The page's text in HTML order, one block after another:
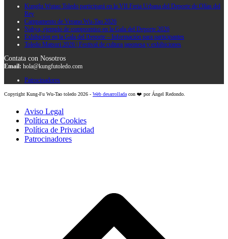
Kungfu Wutao Toledo participará en la VII Feria Urbana del Deporte de Olías del
Rey
Campamento de Verano Wu-Tao 2026
Nahya, ejemplo de compromiso en la Gala del Deporte 2026
Exhibición en la Gala del Deporte – Información para participantes
Toledo Matsuri 2026 | Festival de cultura japonesa y exhibiciones
Contata con Nosotros
Email: hola@kungfutoledo.com
Patrocinadores
Copyright Kung-Fu Wu-Tao toledo 2026 - Web desarrollada con ❤️ por Ángel Redondo.
Aviso Legal
Política de Cookies
Política de Privacidad
Patrocinadores